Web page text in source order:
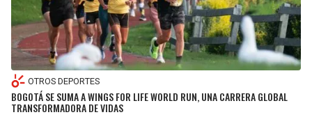
OTROS DEPORTES
BOGOTÁ SE SUMA A WINGS FOR LIFE WORLD RUN, UNA CARRERA GLOBAL
TRANSFORMADORA DE VIDAS